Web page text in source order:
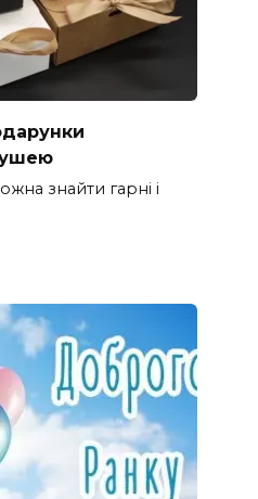
знайти гарні і